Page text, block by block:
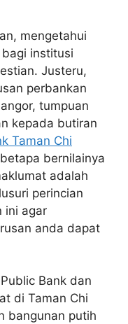
mengetahui
institusi
Justeru,
perbankan
tumpuan
kepada butiran
Taman Chi
bernilainya
adalah
perincian
ini agar
anda dapat